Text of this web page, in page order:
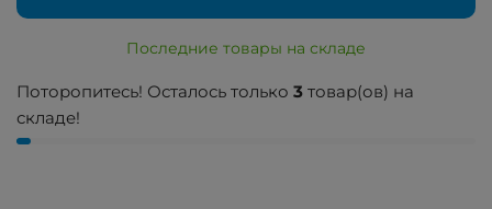
Последние товары на складе
Поторопитесь! Осталось только 3 товар(ов) на
складе!